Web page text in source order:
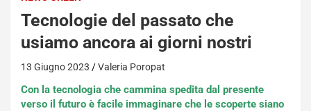
Tecnologie del passato che
usiamo ancora ai giorni nostri
13 Giugno 2023 Valeria Poropat
Con la tecnologia che cammina spedita dal presente
verso il futuro è facile immaginare che le scoperte siano